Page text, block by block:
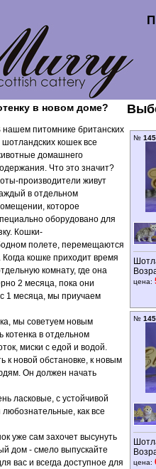
в новом доме?
нашем питомнике британских
шотландских кошек все
домашнего
Что это значит?
производители живут
в отдельном
которое
оборудовано для
Кошки-
полете, перемещаются
кошке приходит время
комнату, где она
2 месяца, пока они
1 месяца, мы приучаем
мы советуем новым
в отдельном
миски с едой и водой.
к новой обстановке, к новым
Он должен начать
ласковые, с устойчивой
как все
уже сам захочет высунуть
дом - смело выпускайте
вас и всегда доступное для
№
цена:
№
цена: